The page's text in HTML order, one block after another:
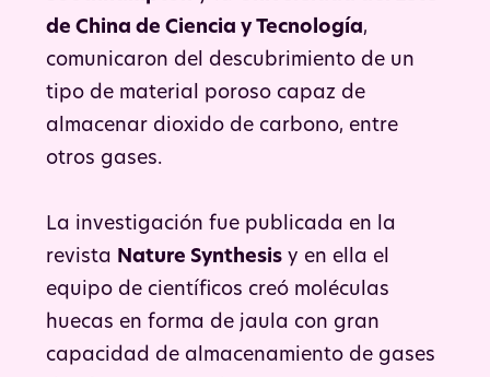
de China de Ciencia y Tecnología,
comunicaron del descubrimiento de un
tipo de material poroso capaz de
almacenar dioxido de carbono, entre
otros gases.
La investigación fue publicada en la
revista
Nature Synthesis y en ella el
equipo de científicos creó moléculas
huecas en forma de jaula con gran
capacidad de almacenamiento de gases